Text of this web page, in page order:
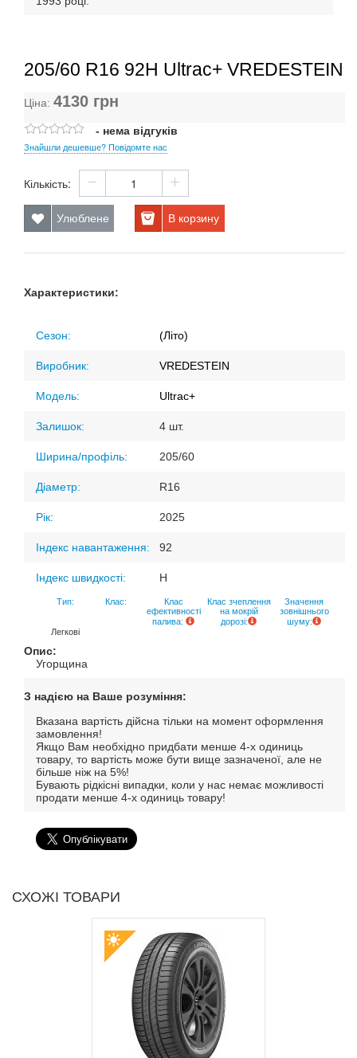
205/60 R16 92H Ultrac+ VREDESTEIN
Ціна: 4130 грн
- нема відгуків
Знайшли дешевше? Повідомте нас
Кількість:
Улюблене В корзину
Характеристики:
Сезон: (Літо)
Виробник: VREDESTEIN
Модель: Ultrac+
Залишок: 4 шт.
Ширина/профіль: 205/60
Діаметр: R16
Рік: 2025
Індекс навантаження: 92
Індекс швидкості: H
Тип:
Легкові
Клас:
Клас
ефективності
палива:
Клас зчеплення
на мокрій
дорозі:
Значення
зовнішнього
шуму:
Опис:
Угорщина
З надією на Ваше розуміння:
Вказана вартість дійсна тільки на момент оформлення
замовлення!
Якщо Вам необхідно придбати менше 4-х одиниць
товару, то вартість може бути вище зазначеної, але не
більше ніж на 5%!
Бувають рідкісні випадки, коли у нас немає можливості
продати менше 4-х одиниць товару!
СХОЖІ ТОВАРИ